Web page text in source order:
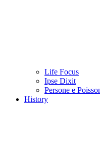
Life Focus
Ipse Dixit
Persone e
History